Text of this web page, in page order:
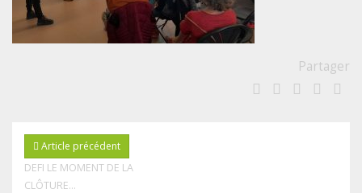
Partager
Article précédent
DEFI LE MOMENT DE LA
CLÔTURE…